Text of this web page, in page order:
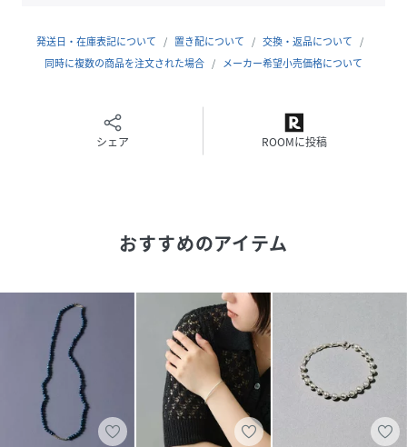
することがあります。
またパソコン・スマートフォンなどの環境により、若干製品
と画像のカラーが異なる場合もございます。
生じる場合がございます。ご了承ください。
原産国
素材
金属部分:K10イエローゴールド ストーン:淡水イ
ンディゴパール
サイズ フリー
発送日・在庫表記について 置き配について
交換・返品について
同時に複数の商品を注文された場合
メーカー希望小売価格について
シェア ROOMに投稿
おすすめのアイテム